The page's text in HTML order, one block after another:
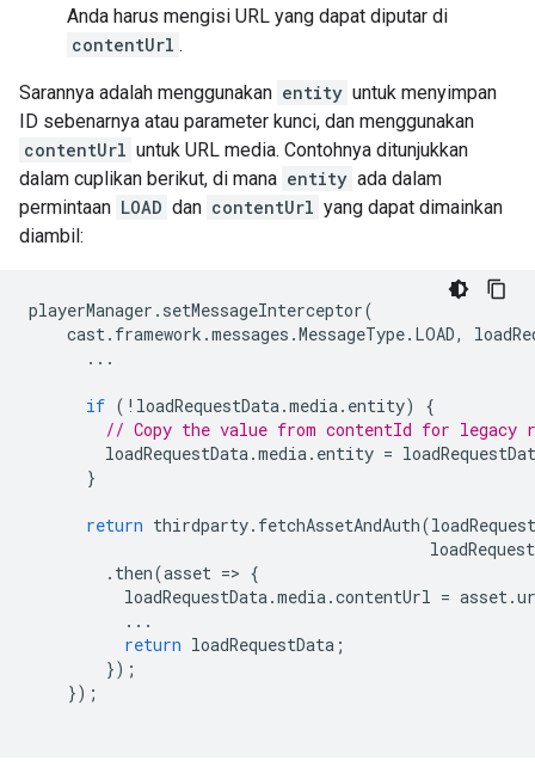
Anda harus mengisi URL yang dapat diputar di
contentUrl .
Sarannya adalah menggunakan entity untuk menyimpan
ID sebenarnya atau parameter kunci, dan menggunakan
contentUrl untuk URL media. Contohnya ditunjukkan
dalam cuplikan berikut, di mana entity ada dalam
permintaan LOAD dan contentUrl yang dapat dimainkan
diambil:
playerManager . setMessageInterceptor(
cast. framework .messages .MessageType. LOAD,
...
if ( ! loadRequestData.media. entity)
{
// Copy the value from contentId for legacy
loadRequestData.media. entity =
}
return thirdparty. fetchAssetAndAuth(
. then(asset => {
loadRequestData.media.contentUrl = asset.
...
return loadRequestData ;
});
});